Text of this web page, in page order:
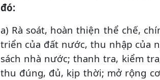
đó:
a) Rà soát, hoàn thiện thể chế,
triển của đất nước, thu nhập của
sách nhà nước; thanh tra, kiểm
thu đúng, đủ, kịp thời; mở rộng